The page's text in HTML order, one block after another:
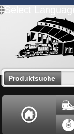
Select
Produktsuche